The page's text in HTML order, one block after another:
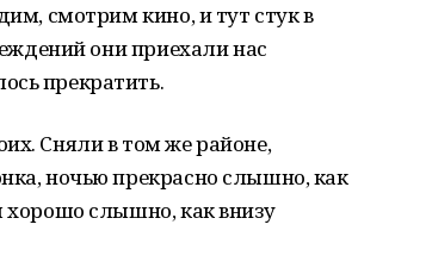
смотрим кино, и тут стук в
они приехали нас
прекратить.
Сняли в том же районе,
ночью прекрасно слышно, как
хорошо слышно, как внизу